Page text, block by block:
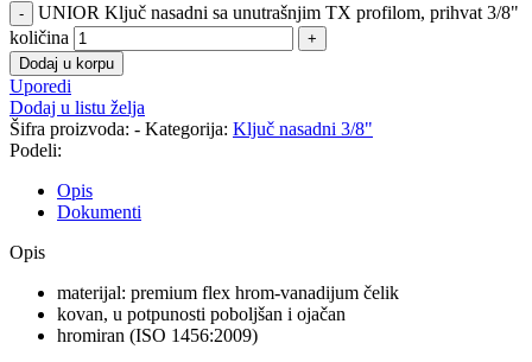
UNIOR Ključ nasadni sa unutrašnjim TX profilom, prihvat 3/8"
količina
Dodaj u korpu
Uporedi
Dodaj u listu želja
Šifra proizvoda: - Kategorija: Ključ nasadni 3/8"
Podeli:
Opis
Dokumenti
Opis
materijal: premium flex hrom-vanadijum čelik
kovan, u potpunosti poboljšan i ojačan
hromiran (ISO 1456:2009)